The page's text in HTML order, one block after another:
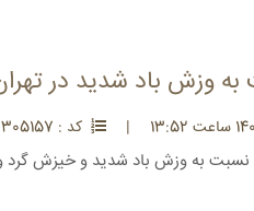
وزش باد شدید در
| کد : 305157
وزش باد شدید و خیزش گرد و خاک از فردا (۱۰